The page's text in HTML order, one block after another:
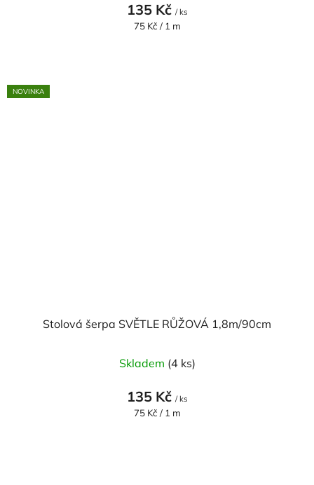
135 Kč / ks
Měrná
75 Kč / 1 m
NOVINKA
Stolová šerpa SVĚTLE RŮŽOVÁ 1,8m/90cm
Skladem (4 ks)
135 Kč / ks
Měrná
75 Kč / 1 m